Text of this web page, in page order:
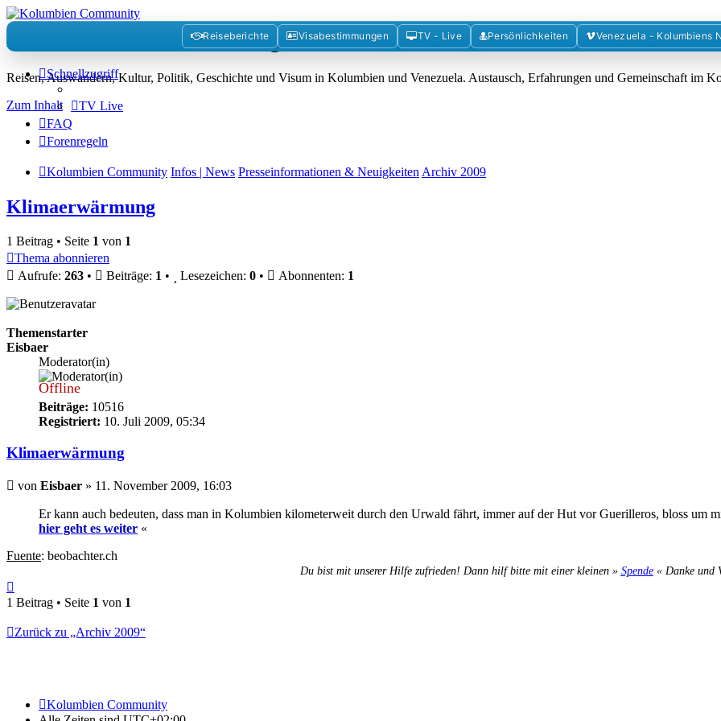
Kolumbienforum - Das grosse Forum der Freunde Kolumbiens
Reisen, Auswandern, Kultur, Politik, Geschichte und Visum in Kolumbien und Venezuela. Austausch, Erfahrungen und Gemeinschaft im
Zum Inhalt
Reiseberichte Visabestimmungen TV - Live Persönlichkeiten Venezuela - Kolumbiens
Schnellzugriff
TV Live
FAQ
Forenregeln
Kolumbien Community Infos | News Presseinformationen & Neuigkeiten Archiv 2009
Klimaerwärmung
1 Beitrag • Seite 1 von 1
Thema abonnieren
Aufrufe: 263 • Beiträge: 1 • Lesezeichen: 0 • Abonnenten: 1
Themenstarter
Eisbaer
Moderator(in)
Offline
Beiträge: 10516
Registriert: 10. Juli 2009, 05:34
Klimaerwärmung
Beitrag
von Eisbaer » 11. November 2009, 16:03
Er kann auch bedeuten, dass man in Kolumbien kilometerweit durch den Urwald fährt, immer auf der Hut vor Guerilleros, bloss um
hier geht es weiter «
Fuente: beobachter.ch
Du bist mit unserer Hilfe zufrieden! Dann hilf bitte mit einer kleinen » Spende« Danke und
oben
1 Beitrag • Seite 1 von 1
Zurück zu „Archiv 2009“
Kolumbien Community